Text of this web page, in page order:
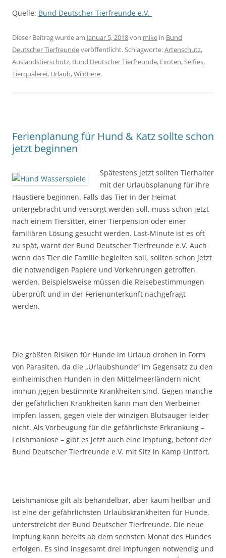
Quelle: Bund Deutscher Tierfreunde e.V.
Dieser Beitrag wurde am Januar 5, 2018von mike in Bund
Deutscher Tierfreundeveröffentlicht. Schlagworte:Artenschutz,
Auslandstierschutz, Bund Deutscher Tierfreunde, Exoten,Selfies,
Tierquälerei, Urlaub,Wildtiere.
Ferienplanung für Hund & Katz sollte schon
jetzt beginnen
Spätestens jetzt sollten Tierhalter
mit der Urlaubsplanung für ihre
Haustiere beginnen. Falls das Tier in der Heimat
untergebracht und versorgt werden soll, muss schon jetzt
nach einem Tiersitter, einer Tierpension oder einer
familiären Lösung gesucht werden. Last-Minute ist es oft
zu spät, warnt der Bund Deutscher Tierfreunde e.V. Auch
wenn das Tier die Familie begleiten soll, sollten schon jetzt
die notwendigen Papiere und Vorkehrungen getroffen
werden. Beispielsweise müssen die Reisebestimmungen
überprüft und in der Ferienunterkunft nachgefragt
werden.
Die größten Risiken für Hunde im Urlaub drohen in Form
von Parasiten, da die „Urlaubshunde“ im Gegensatz zu den
einheimischen Hunden in den Mittelmeerländern nicht
immun gegen bestimmte Krankheiten sind. Gegen manche
der gefährlichen Krankheiten kann man den Vierbeiner
impfen lassen, gegen viele der winzigen Blutsauger leider
nicht. Als Vorbeugung für die gefährlichste Erkrankung –
Leishmaniose – gibt es jetzt auch eine Impfung, betont der
Bund Deutscher Tierfreunde e.V. mit Sitz in Kamp Lintfort.
Leishmaniose gilt als behandelbar, aber kaum heilbar und
ist eine der gefährlichsten Urlaubskrankheiten für Hunde,
unterstreicht der Bund Deutscher Tierfreunde. Die neue
Impfung kann bereits ab dem sechsten Monat des Hundes
erfolgen. Es sind insgesamt drei Impfungen notwendig und